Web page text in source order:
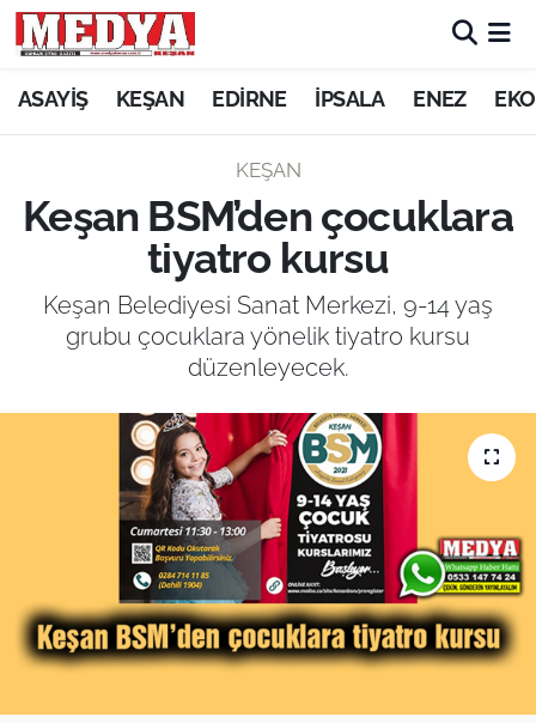
ASAYİŞ KEŞAN EDİRNE İPSALA ENEZ
KEŞAN
Keşan BSM’den çocuklara
tiyatro kursu
Keşan Belediyesi Sanat Merkezi, 9-14 yaş
grubu çocuklara yönelik tiyatro kursu
düzenleyecek.
KEŞAN
ASAYİŞ
GÜNDEM
SAĞLIK
EĞİTİM
TARIM VE HAYVANCILIK
KÜLTÜR SANAT